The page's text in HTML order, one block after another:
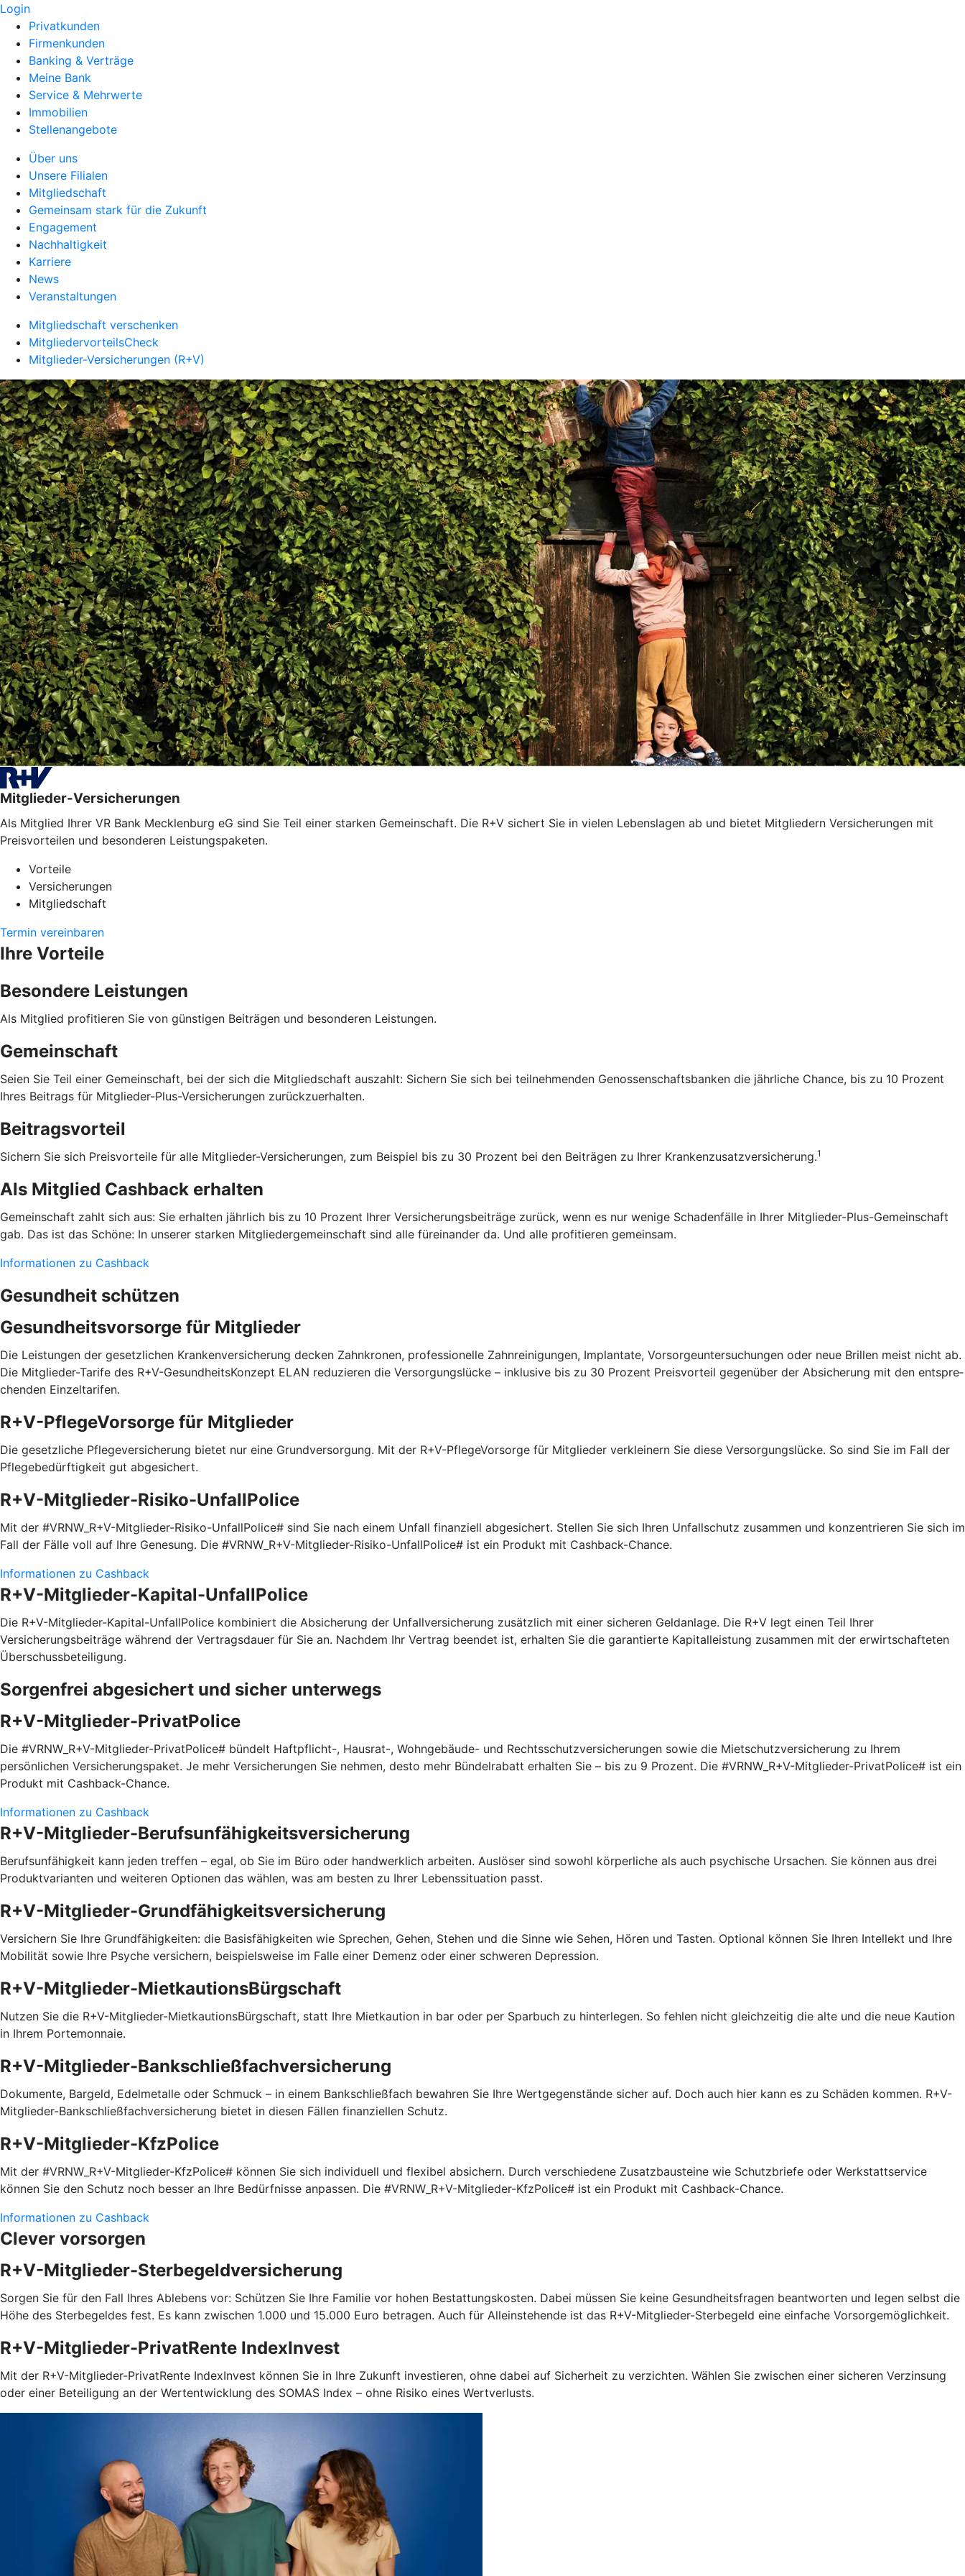
Login
Privatkunden
Firmenkunden
Banking & Verträge
Meine Bank
Service & Mehrwerte
Immobilien
Stellenangebote
Über uns
Unsere Filialen
Mitgliedschaft
Gemeinsam stark für die Zukunft
Engagement
Nachhaltigkeit
Karriere
News
Veranstaltungen
Mitgliedschaft verschenken
MitgliedervorteilsCheck
Mitglieder-Versicherungen (R+V)
Mitglieder-Versicherungen
Als Mitglied Ihrer VR Bank Mecklenburg eG sind Sie Teil einer starken Gemeinschaft. Die R+V sichert Sie in vielen Lebenslagen ab und bietet Mitgliedern Versicherungen mit
Preisvorteilen und besonderen Leistungspaketen.
Vorteile
Versicherungen
Mitgliedschaft
Termin vereinbaren
Ihre Vorteile
Besondere Leistungen
Als Mitglied profitieren Sie von günstigen Beiträgen und besonderen Leistungen.
Gemeinschaft
Seien Sie Teil einer Gemeinschaft, bei der sich die Mitgliedschaft auszahlt: Sichern Sie sich bei teilnehmenden Genossenschaftsbanken die jährliche Chance, bis zu 10 Prozent
Ihres Beitrags für Mitglieder-Plus-Versicherungen zurückzuerhalten.
Beitragsvorteil
Sichern Sie sich Preisvorteile für alle Mitglieder-Versicherungen, zum Beispiel bis zu 30 Prozent bei den Beiträgen zu Ihrer Krankenzusatzversicherung.1
Als Mitglied Cashback erhalten
Gemeinschaft zahlt sich aus: Sie erhalten jährlich bis zu 10 Prozent Ihrer Versicherungsbeiträge zurück, wenn es nur wenige Schadenfälle in Ihrer Mitglieder-Plus-Gemeinschaft
gab. Das ist das Schöne: In unserer starken Mitgliedergemeinschaft sind alle füreinander da. Und alle profitieren gemeinsam.
Informationen zu Cashback
Gesundheit schützen
Gesundheitsvorsorge für Mitglieder
Die Leistungen der gesetzlichen Krankenversicherung decken Zahnkronen, professionelle Zahnreinigungen, Implantate, Vorsorgeuntersuchungen oder neue Brillen meist nicht ab.
Die Mitglieder-Tarife des R+V-GesundheitsKonzept ELAN reduzieren die Versorgungslücke – inklusive bis zu 30 Prozent Preis­vorteil gegenüber der Absicherung mit den entspre­
chenden Einzel­tarifen.
R+V-PflegeVorsorge für Mitglieder
Die gesetzliche Pflegeversicherung bietet nur eine Grundversorgung. Mit der R+V-PflegeVorsorge für Mitglieder verkleinern Sie diese Versorgungslücke. So sind Sie im Fall der
Pflegebedürftigkeit gut abgesichert.
R+V-Mitglieder-Risiko-UnfallPolice
Mit der #VRNW_R+V-Mitglieder-Risiko-UnfallPolice# sind Sie nach einem Unfall finanziell abgesichert. Stellen Sie sich Ihren Unfallschutz zusammen und konzentrieren Sie sich im
Fall der Fälle voll auf Ihre Genesung. Die #VRNW_R+V-Mitglieder-Risiko-UnfallPolice# ist ein Produkt mit Cashback-Chance.
Informationen zu Cashback
R+V-Mitglieder-Kapital-UnfallPolice
Die R+V-Mitglieder-Kapital-UnfallPolice kombiniert die Absicherung der Unfallversicherung zusätzlich mit einer sicheren Geldanlage. Die R+V legt einen Teil Ihrer
Versicherungsbeiträge während der Vertragsdauer für Sie an. Nachdem Ihr Vertrag beendet ist, erhalten Sie die garantierte Kapitalleistung zusammen mit der erwirtschafteten
Überschussbeteiligung.
Sorgenfrei abgesichert und sicher unterwegs
R+V-Mitglieder-PrivatPolice
Die #VRNW_R+V-Mitglieder-PrivatPolice# bündelt Haftpflicht-, Hausrat-, Wohngebäude- und Rechtsschutzversicherungen sowie die Mietschutzversicherung zu Ihrem
persönlichen Versicherungspaket. Je mehr Versicherungen Sie nehmen, desto mehr Bündelrabatt erhalten Sie – bis zu 9 Prozent. Die #VRNW_R+V-Mitglieder-PrivatPolice# ist ein
Produkt mit Cashback-Chance.
Informationen zu Cashback
R+V-Mitglieder-Berufsunfähigkeitsversicherung
Berufsunfähigkeit kann jeden treffen – egal, ob Sie im Büro oder handwerklich arbeiten. Auslöser sind sowohl körperliche als auch psychische Ursachen. Sie können aus drei
Produktvarianten und weiteren Optionen das wählen, was am besten zu Ihrer Lebenssituation passt.
R+V-Mitglieder-Grundfähigkeitsversicherung
Versichern Sie Ihre Grundfähigkeiten: die Basisfähigkeiten wie Sprechen, Gehen, Stehen und die Sinne wie Sehen, Hören und Tasten. Optional können Sie Ihren Intellekt und Ihre
Mobilität sowie Ihre Psyche versichern, beispielsweise im Falle einer Demenz oder einer schweren Depression.
R+V-Mitglieder-MietkautionsBürgschaft
Nutzen Sie die R+V-Mitglieder-MietkautionsBürgschaft, statt Ihre Mietkaution in bar oder per Sparbuch zu hinterlegen. So fehlen nicht gleichzeitig die alte und die neue Kaution
in Ihrem Portemonnaie.
R+V-Mitglieder-Bankschließfachversicherung
Dokumente, Bargeld, Edelmetalle oder Schmuck – in einem Bankschließfach bewahren Sie Ihre Wertgegenstände sicher auf. Doch auch hier kann es zu Schäden kommen. R+V-
Mitglieder-Bankschließfachversicherung bietet in diesen Fällen finanziellen Schutz.
R+V-Mitglieder-KfzPolice
Mit der #VRNW_R+V-Mitglieder-KfzPolice# können Sie sich individuell und flexibel absichern. Durch verschiedene Zusatzbausteine wie Schutzbriefe oder Werkstattservice
können Sie den Schutz noch besser an Ihre Bedürfnisse anpassen. Die #VRNW_R+V-Mitglieder-KfzPolice# ist ein Produkt mit Cashback-Chance.
Informationen zu Cashback
Clever vorsorgen
R+V-Mitglieder-Sterbegeldversicherung
Sorgen Sie für den Fall Ihres Ablebens vor: Schützen Sie Ihre Familie vor hohen Bestattungskosten. Dabei müssen Sie keine Gesundheitsfragen beantworten und legen selbst die
Höhe des Sterbegeldes fest. Es kann zwischen 1.000 und 15.000 Euro betragen. Auch für Alleinstehende ist das R+V-Mitglieder-Sterbegeld eine einfache Vorsorgemöglichkeit.
R+V-Mitglieder-PrivatRente IndexInvest
Mit der R+V-Mitglieder-PrivatRente IndexInvest können Sie in Ihre Zukunft investieren, ohne dabei auf Sicherheit zu verzichten. Wählen Sie zwischen einer sicheren Verzinsung
oder einer Beteiligung an der Wertentwicklung des SOMAS Index – ohne Risiko eines Wertverlusts.